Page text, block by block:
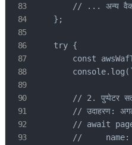
// ... अन्य
    };
    try {
const
// 2. पुप्पेटर
// उदाहरण:
// await
//     name: